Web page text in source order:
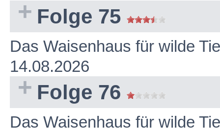
Folge 75
Das Waisenhaus für wilde
14.08.2026
Folge 76
Das Waisenhaus für wilde